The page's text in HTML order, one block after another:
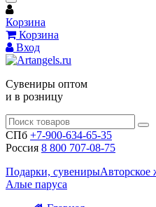
Корзина
Корзина
Вход
Сувениры оптом
и в розницу
СПб +7-900-634-65-35
Россия 8 800 707-08-75
Подарки, сувенирыАвторское
Алые паруса